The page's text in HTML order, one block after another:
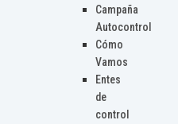
Campaña
Autocontrol
Cómo
Vamos
Entes
de
control